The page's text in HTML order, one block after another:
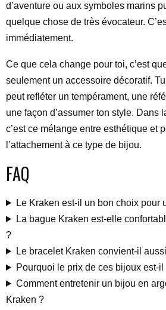
d’aventure ou aux symboles marins
quelque chose de très évocateur.
immédiatement.
Ce que cela change pour toi, c’est
seulement un accessoire décoratif.
peut refléter un tempérament, une
une façon d’assumer ton style. Dans
c’est ce mélange entre esthétique et
l’attachement à ce type de bijou.
FAQ
Le Kraken est-il un bon choix pour
La bague Kraken est-elle
?
Le bracelet Kraken convient-il
Pourquoi le prix de ces bijoux est-
Comment entretenir un bijou en
Kraken ?